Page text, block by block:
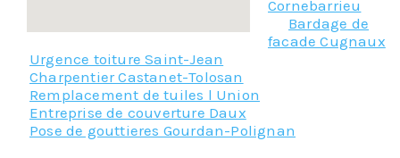
Cornebarrieu
Bardage de
facade Cugnaux
Urgence toiture Saint-Jean
Charpentier Castanet-Tolosan
Remplacement de tuiles l Union
Entreprise de couverture Daux
Pose de gouttieres Gourdan-Polignan